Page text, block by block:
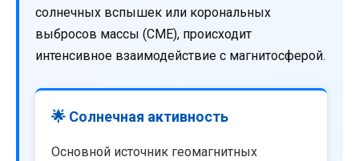
солнечных вспышек или корональных
выбросов массы (CME), происходит
интенсивное взаимодействие с магнитосферой.
🌟 Солнечная активность
Основной источник геомагнитных